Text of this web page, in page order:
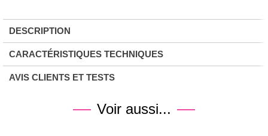
DESCRIPTION
CARACTÉRISTIQUES TECHNIQUES
AVIS CLIENTS ET TESTS
Voir aussi...